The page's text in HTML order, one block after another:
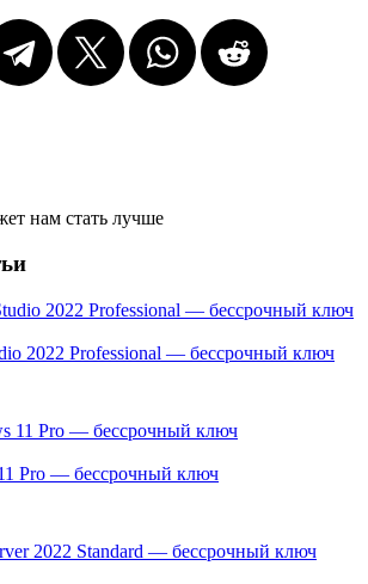
нам стать лучше
2022 Professional — бессрочный ключ
Pro — бессрочный ключ